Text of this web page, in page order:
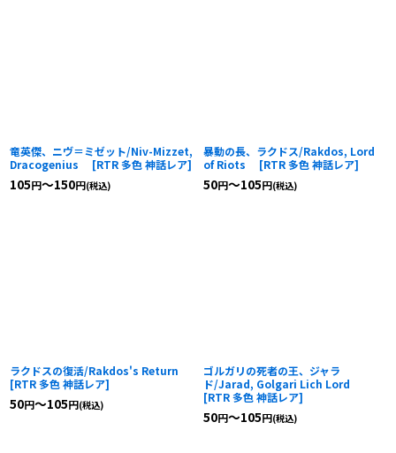
竜英傑、ニヴ＝ミゼット/Niv-Mizzet,
Dracogenius
[RTR 多色 神話レア]
105円～150円(税込)
暴動の長、ラクドス/Rakdos, Lord
of Riots
[RTR 多色 神話レア]
50円～105円(税込)
ラクドスの復活/Rakdos's Return
[RTR 多色 神話レア]
50円～105円(税込)
ゴルガリの死者の王、ジャラ
ド/Jarad, Golgari Lich Lord
[RTR 多色 神話レア]
50円～105円(税込)